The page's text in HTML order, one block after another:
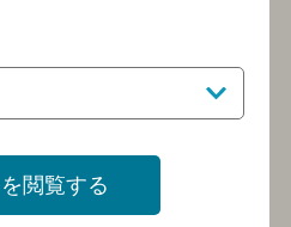
ージョ
花と一緒にアヒージョ
閲覧する